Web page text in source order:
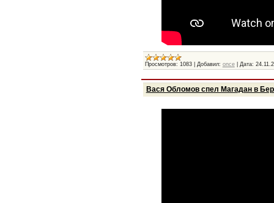
Просмотров: 1083 Добавил: once Дата:
Вася Обломов спел Магадан в